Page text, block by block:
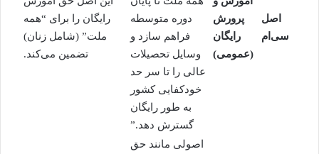
اصل
سی‌ام
پرورش
رایگان
(عمومی)
دوره متوسطه
فراهم سازد و
وسایل تحصیلات
عالی را تا سر حد
خودکفایی کشور
به طور رایگان
گسترش دهد.”
رایگان را برای “همه
ملت” (شامل زنان)
تضمین می‌کند.
اصولی مانند حق